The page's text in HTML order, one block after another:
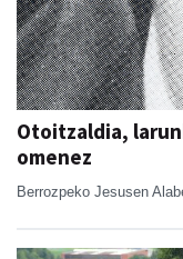
Otoitzaldia,
omenez
Berrozpeko Jesusen